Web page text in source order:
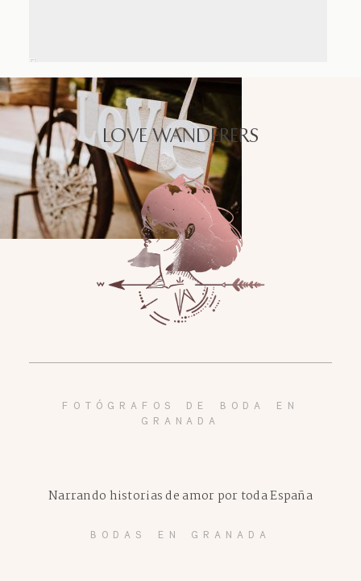
LOVE WANDERERS
FOTÓGRAFOS DE BODA EN
GRANADA
BODAS EN GRANADA
Narrando historias de amor por toda España